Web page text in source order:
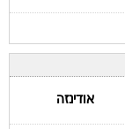
אודינזה